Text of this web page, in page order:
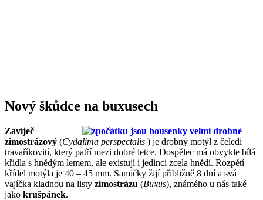
Nový škůdce na buxusech
Zavíječ
zimostrázový (Cydalima perspectalis ) je drobný motýl z čeledi
travaříkovití, který patří mezi dobré letce. Dospělec má obvykle bílá
křídla s hnědým lemem, ale existují i jedinci zcela hnědí. Rozpětí
křídel motýla je 40 – 45 mm. Samičky žijí přibližně 8 dní a svá
vajíčka kladnou na listy zimostrázu (Buxus), známého u nás také
jako krušpánek.